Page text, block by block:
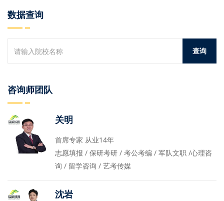
数据查询
咨询师团队
关明
首席专家 从业14年
志愿填报 / 保研考研 / 考公考编 / 军队文职 /心理咨
询 / 留学咨询 / 艺考传媒
沈岩